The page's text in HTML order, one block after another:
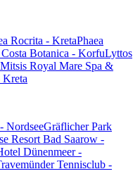
Rocrita - KretaPhaea
Botanica - KorfuLyttos
Mitsis Royal Mare Spa &
Kreta
NordseeGräflicher Park
Resort Bad Saarow -
Dünenmeer -
Tennisclub -